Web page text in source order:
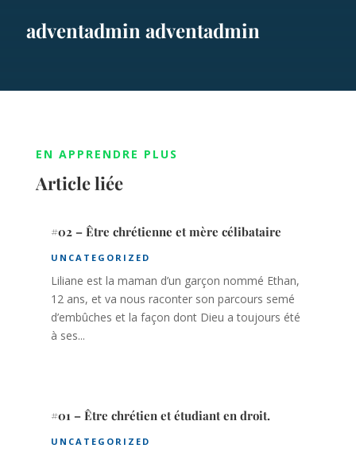
adventadmin adventadmin
EN APPRENDRE PLUS
Article liée
#02 – Être chrétienne et mère célibataire
UNCATEGORIZED
Liliane est la maman d’un garçon nommé Ethan,
12 ans, et va nous raconter son parcours semé
d’embûches et la façon dont Dieu a toujours été
à ses...
#01 – Être chrétien et étudiant en droit.
UNCATEGORIZED